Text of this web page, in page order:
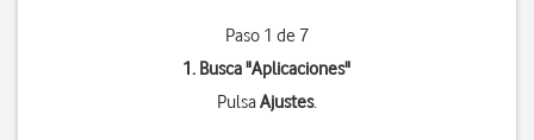
Paso 1 de 7
1. Busca "Aplicaciones"
PulsaAjustes.